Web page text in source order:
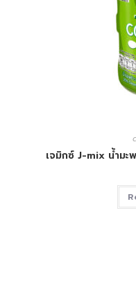
เจมิกซ์ J-mix น้ำมะ